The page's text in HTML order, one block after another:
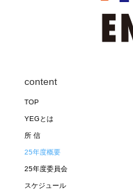
content
TOP
YEGとは
所 信
25年度概要
25年度委員会
スケジュール